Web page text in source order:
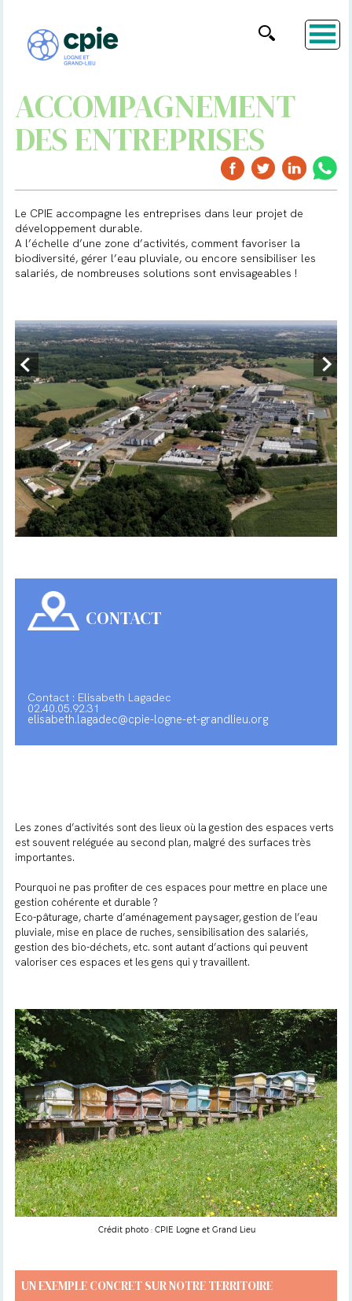
ACCOMPAGNEMENT
DES ENTREPRISES
Le CPIE accompagne les entreprises dans leur projet de
développement durable.
A l’échelle d’une zone d’activités, comment favoriser la
biodiversité, gérer l’eau pluviale, ou encore sensibiliser les
salariés, de nombreuses solutions sont envisageables !
CONTACT
Contact : Elisabeth Lagadec
02.40.05.92.31
elisabeth.lagadec@cpie-logne-et-grandlieu.org
Les zones d’activités sont des lieux où la gestion des espaces verts
est souvent reléguée au second plan, malgré des surfaces très
importantes.
Pourquoi ne pas profiter de ces espaces pour mettre en place une
gestion cohérente et durable ?
Eco-pâturage, charte d’aménagement paysager, gestion de l’eau
pluviale, mise en place de ruches, sensibilisation des salariés,
gestion des bio-déchets, etc. sont autant d’actions qui peuvent
valoriser ces espaces et les gens qui y travaillent.
Crédit photo : CPIE Logne et Grand Lieu
UN EXEMPLE CONCRET SUR NOTRE TERRITOIRE